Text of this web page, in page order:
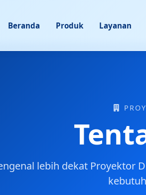
Beranda Produk Layanan
lebih dekat Proyektor